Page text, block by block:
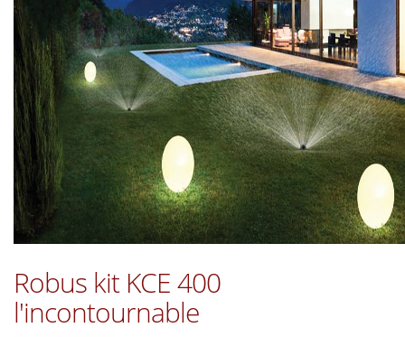
Robus kit KCE 400
l'incontournable